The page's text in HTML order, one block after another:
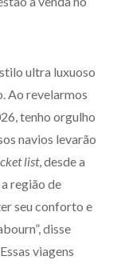
ultra luxuoso
Ao revelarmos
tenho orgulho
navios levarão
list, desde a
região de
seu conforto e
disse
viagens